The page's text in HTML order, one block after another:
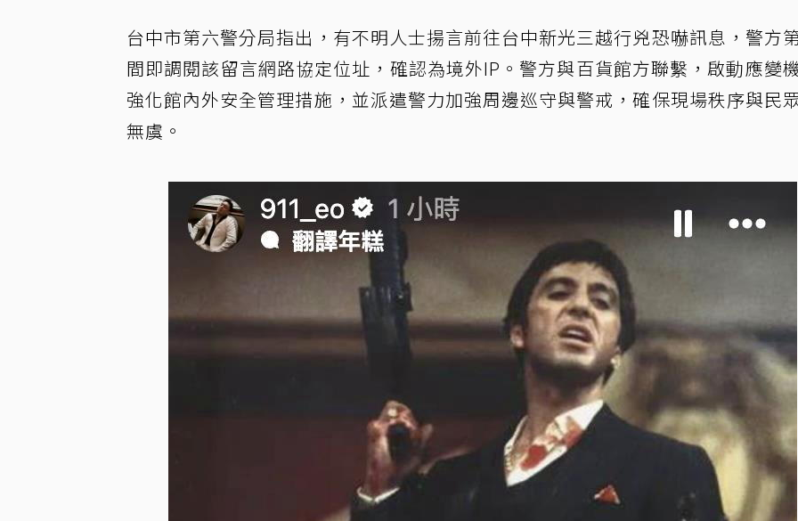
台中市第六警分局指出，有不明人士揚言前往台中新光三越行兇恐嚇訊息，警方
間即調閱該留言網路協定位址，確認為境外IP。警方與百貨館方聯繫，啟動應變
強化館內外安全管理措施，並派遣警力加強周邊巡守與警戒，確保現場秩序與民
無虞。